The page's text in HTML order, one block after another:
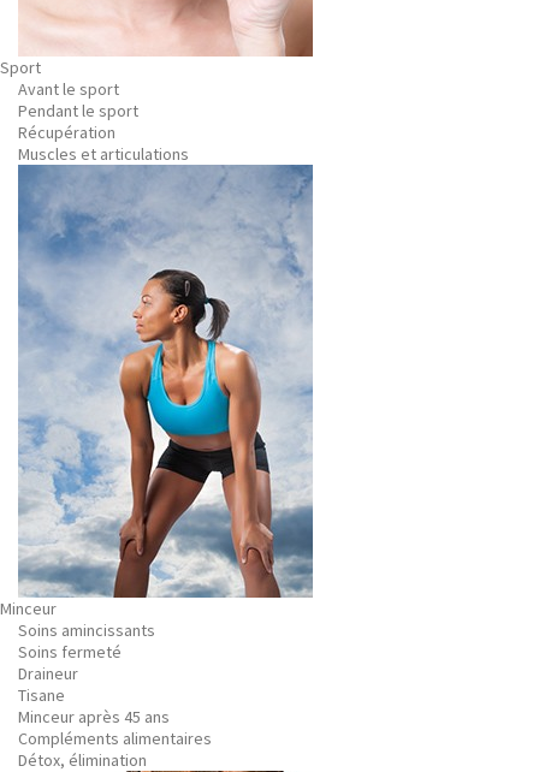
Sport
Avant le sport
Pendant le sport
Récupération
Muscles et articulations
Minceur
Soins amincissants
Soins fermeté
Draineur
Tisane
Minceur après 45 ans
Compléments alimentaires
Détox, élimination